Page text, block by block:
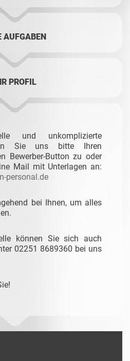
AUFGABEN
PROFIL
und unkomplizierte
Sie uns bitte Ihren
Bewerber-Button zu oder
Mail mit Unterlagen an:
personal.de
bei Ihnen, um alles
können Sie sich auch
02251 8689360 bei uns